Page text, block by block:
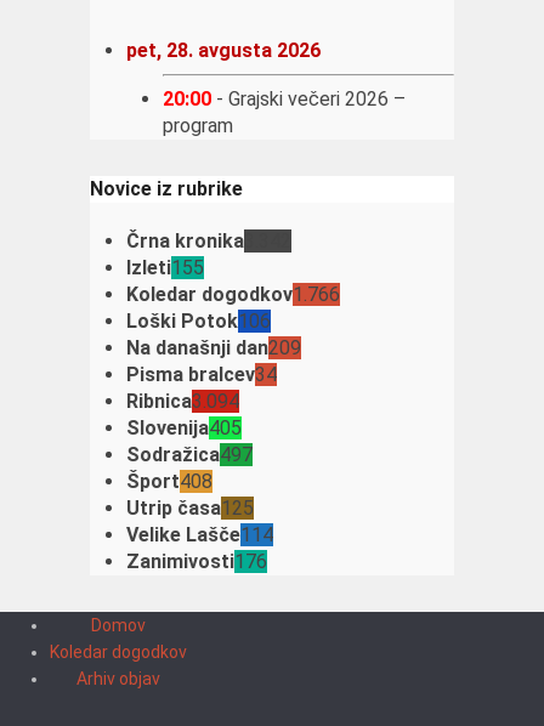
pet, 28. avgusta 2026
20:00 - Grajski večeri 2026 –
program
Novice iz rubrike
Črna kronika
Izleti155
Koledar dogodkov1.766
Loški Potok106
Na današnji dan209
Pisma bralcev34
Ribnica3.094
Slovenija405
Sodražica497
Šport408
Utrip časa125
Velike Lašče114
Zanimivosti176
Domov
Koledar dogodkov
Arhiv objav